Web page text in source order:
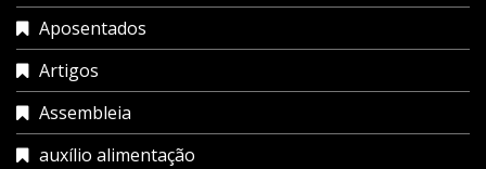
Aposentados
Artigos
Assembleia
auxílio alimentação